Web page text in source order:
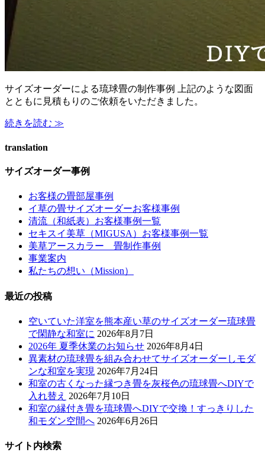
サイズオーダーによる琉球畳の制作事例 上記のような図面
とともに見積もりのご依頼をいただきました。
続きを読む ≫
translation
サイズオーダー事例
お客様の畳部屋事例
イ草の畳サイズオーダーお客様事例
清流（和紙表）お客様事例一覧
セキスイ美草（MIGUSA）お客様事例一覧
美草アースカラー 畳制作事例
事業案内
私たちの想い（Mission）
最近の投稿
空いていた洋室を熊本産い草のサイズオーダー琉球畳
で閑静な和室に 2026年8月7日
2026年 夏季休業のお知らせ 2026年8月4日
異素材の琉球畳を組み合わせてサイズオーダーしモダ
ンな和室を実現 2026年7月24日
和室の古くなった縁つき畳を灰桜色の琉球畳へDIYで
入れ替え 2026年7月10日
和室の縁付き畳を琉球畳へDIYで交換！すっきりした
和モダン空間へ 2026年6月26日
サイト内検索